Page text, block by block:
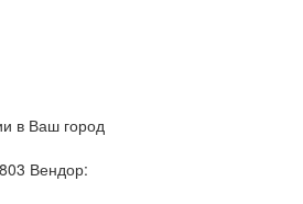
в Ваш город
Вендор: